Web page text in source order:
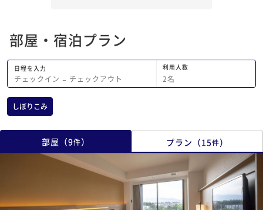
部屋・宿泊プラン
日程を入力
チェックイン − チェックアウト
利用人数
2名
しぼりこみ
部屋 （9件） プラン （15件）